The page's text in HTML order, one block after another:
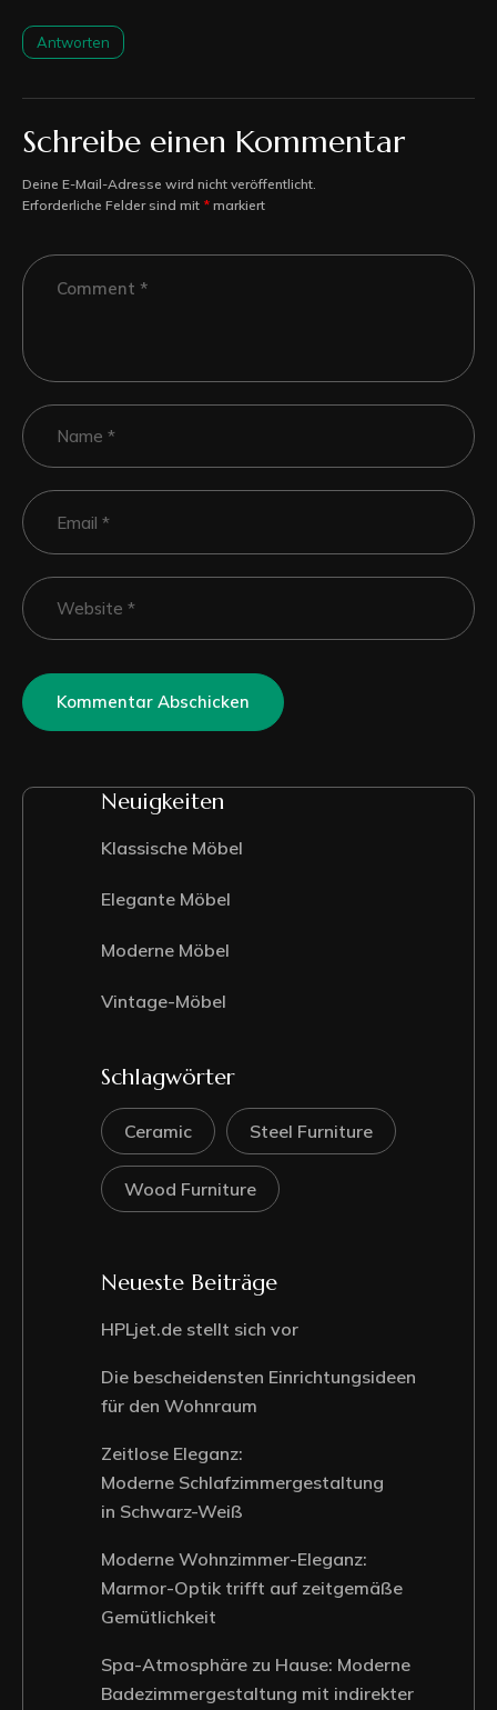
Antworten
Schreibe einen Kommentar
Deine E-Mail-Adresse wird nicht veröffentlicht.
Erforderliche Felder sind mit * markiert
Neuigkeiten
Klassische Möbel
Elegante Möbel
Moderne Möbel
Vintage-Möbel
Schlagwörter
Ceramic Steel Furniture
Wood Furniture
Neueste Beiträge
HPLjet.de stellt sich vor
Die bescheidensten Einrichtungsideen
für den Wohnraum
Zeitlose Eleganz:
Moderne Schlafzimmergestaltung
in Schwarz-Weiß
Moderne Wohnzimmer-Eleganz:
Marmor-Optik trifft auf zeitgemäße
Gemütlichkeit
Spa-Atmosphäre zu Hause: Moderne
Badezimmergestaltung mit indirekter